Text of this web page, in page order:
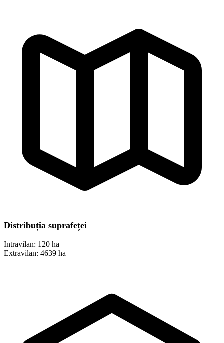
Distribuția suprafeței
Intravilan: 120 ha
Extravilan: 4639 ha